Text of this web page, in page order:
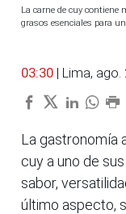
La carne de cuy
grasos esenciales para
03:30 | Lima, ago.
La gastronomía
cuy a uno de
sabor,
último aspecto,